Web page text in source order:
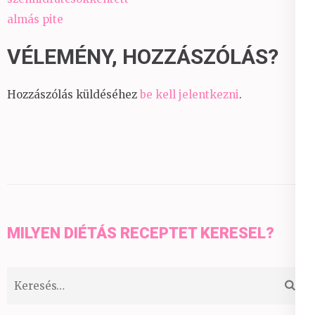
almás pite
VÉLEMÉNY, HOZZÁSZÓLÁS?
Hozzászólás küldéséhez be kell jelentkezni.
MILYEN DIÉTÁS RECEPTET KERESEL?
Keresés: